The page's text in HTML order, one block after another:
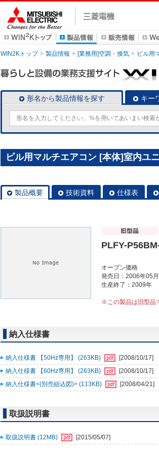
WIN2Kトップ 製品情報 [業務用]空調・換気 ビル用
形名から製品情報を探す キー
ビル用マルチエアコン [本体]室内ユ
製品概要 技術資料 仕様表
PLFY-
オープン価格
発売日：2006年05
生産終了：2009年
※この製品は旧型品
納入仕様書
納入仕様書 【50Hz専用】 (263KB)
[2008/10/17]
納入仕様書 【60Hz専用】 (263KB)
[2008/10/17]
納入仕様書<(別売組込図)> (113KB)
[2008/04/21]
取扱説明書
取扱説明書 (12MB) [2015/05/07]